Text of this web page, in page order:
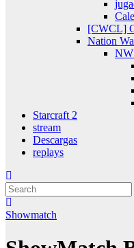
[CWCL]
Nation
Starcraft 2
stream
Descargas
replays
Showmatch